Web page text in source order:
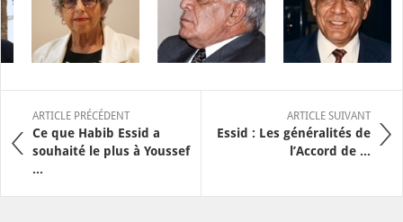
ARTICLE PRÉCÉDENT
Ce que Habib Essid a
souhaité le plus à Youssef
...
ARTICLE SUIVANT
Essid : Les généralités de
l’Accord de ...